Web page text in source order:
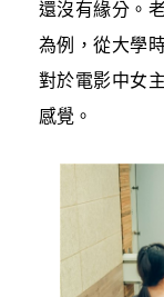
還沒有緣分。
為例，從大學
對於電影中女
感覺。